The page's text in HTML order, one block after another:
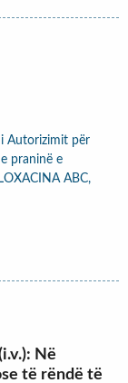
Autorizimit për
praninë e
ABC,
Në
të rëndë të